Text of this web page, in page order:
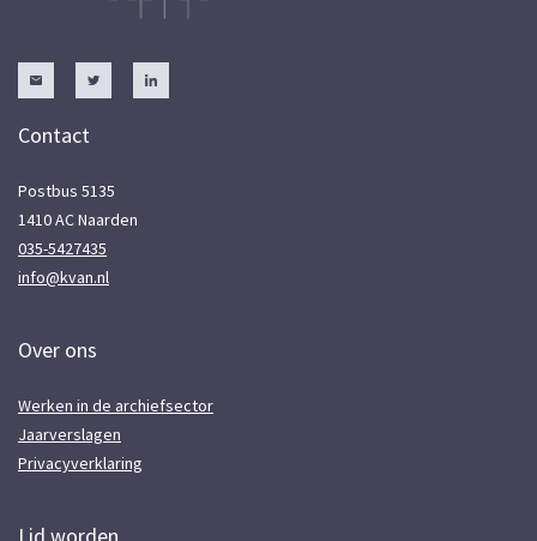
Contact
Postbus 5135
1410 AC Naarden
035-5427435
info@kvan.nl
Over ons
Werken in de archiefsector
Jaarverslagen
Privacyverklaring